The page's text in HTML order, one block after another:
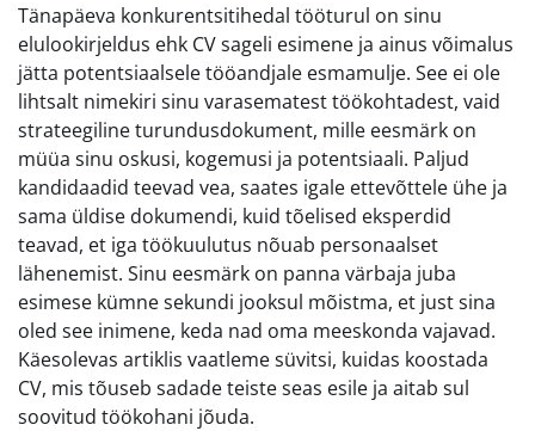
Tänapäeva konkurentsitihedal tööturul on sinu
elulookirjeldus ehk CV sageli esimene ja ainus võimalus
jätta potentsiaalsele tööandjale esmamulje. See ei ole
lihtsalt nimekiri sinu varasematest töökohtadest, vaid
strateegiline turundusdokument, mille eesmärk on
müüa sinu oskusi, kogemusi ja potentsiaali. Paljud
kandidaadid teevad vea, saates igale ettevõttele ühe ja
sama üldise dokumendi, kuid tõelised eksperdid
teavad, et iga töökuulutus nõuab personaalset
lähenemist. Sinu eesmärk on panna värbaja juba
esimese kümne sekundi jooksul mõistma, et just sina
oled see inimene, keda nad oma meeskonda vajavad.
Käesolevas artiklis vaatleme süvitsi, kuidas koostada
CV, mis tõuseb sadade teiste seas esile ja aitab sul
soovitud töökohani jõuda.